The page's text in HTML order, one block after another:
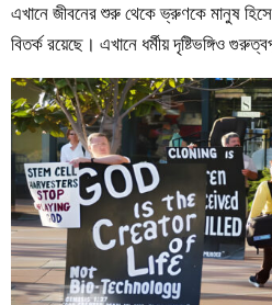
এখানে জীবনের শুরু থেকে ভ্রুণকে মানুষ
বিতর্ক রয়েছে। এখানে ধর্মীয় দৃষ্টিভঙ্গিও